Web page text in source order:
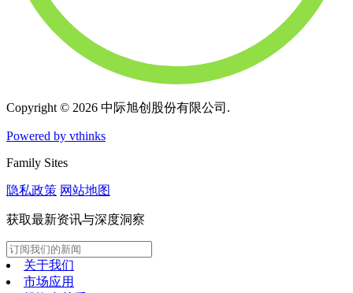
Copyright © 2026 中际旭创股份有限公司.
Powered by vthinks
Family Sites
隐私政策 网站地图
获取最新资讯与深度洞察
关于我们
市场应用